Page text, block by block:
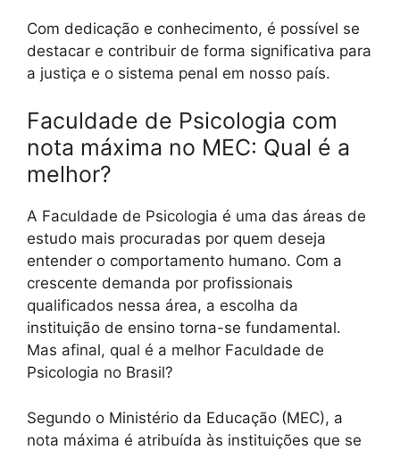
Com dedicação e conhecimento, é possível se
destacar e contribuir de forma significativa para
a justiça e o sistema penal em nosso país.
Faculdade de Psicologia com
nota máxima no MEC: Qual é a
melhor?
A Faculdade de Psicologia é uma das áreas de
estudo mais procuradas por quem deseja
entender o comportamento humano. Com a
crescente demanda por profissionais
qualificados nessa área, a escolha da
instituição de ensino torna-se fundamental.
Mas afinal, qual é a melhor Faculdade de
Psicologia no Brasil?
Segundo o Ministério da Educação (MEC), a
nota máxima é atribuída às instituições que se